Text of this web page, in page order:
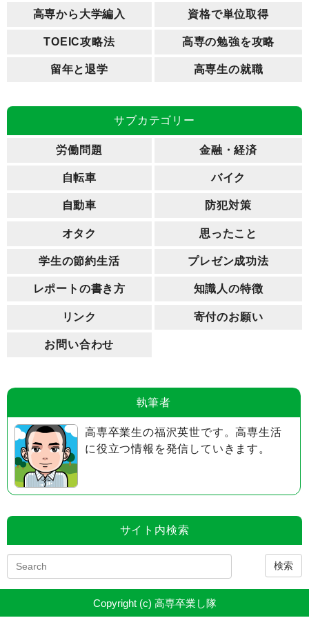
高専から大学編入 資格で単位取得
TOEIC攻略法 高専の勉強を攻略
留年と退学 高専生の就職
サブカテゴリー
労働問題 金融・経済
自転車 バイク
自動車 防犯対策
オタク 思ったこと
学生の節約生活 プレゼン成功法
レポートの書き方 知識人の特徴
リンク 寄付のお願い
お問い合わせ
執筆者
高専卒業生の福沢英世です。高専生活
に役立つ情報を発信していきます。
サイト内検索
検索
Copyright (c) 高専卒業し隊